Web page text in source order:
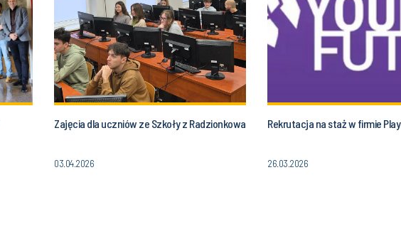
Zajęcia dla uczniów ze Szkoły z Radzionkowa
03.04.2026
Rekrutacja na staż w firmie Play
26.03.2026